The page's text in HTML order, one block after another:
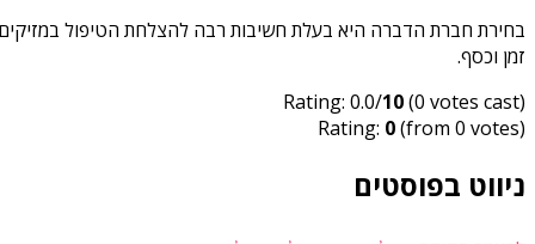
בחירת חברת הדברה היא בעלת חשיבות רבה להצלחת הטיפול
זמן וכסף.
Rating: 0.0/10(0 votes cast)
Rating: 0(from 0 votes)
ניווט בפוסטים